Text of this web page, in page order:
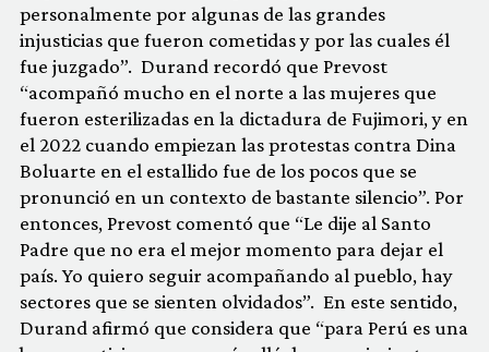
personalmente por algunas de las grandes
injusticias que fueron cometidas y por las cuales él
fue juzgado”. Durand recordó que Prevost
“acompañó mucho en el norte a las mujeres que
fueron esterilizadas en la dictadura de Fujimori, y en
el 2022 cuando empiezan las protestas contra Dina
Boluarte en el estallido fue de los pocos que se
pronunció en un contexto de bastante silencio”. Por
entonces, Prevost comentó que “Le dije al Santo
Padre que no era el mejor momento para dejar el
país. Yo quiero seguir acompañando al pueblo, hay
sectores que se sienten olvidados”. En este sentido,
Durand afirmó que considera que “para Perú es una